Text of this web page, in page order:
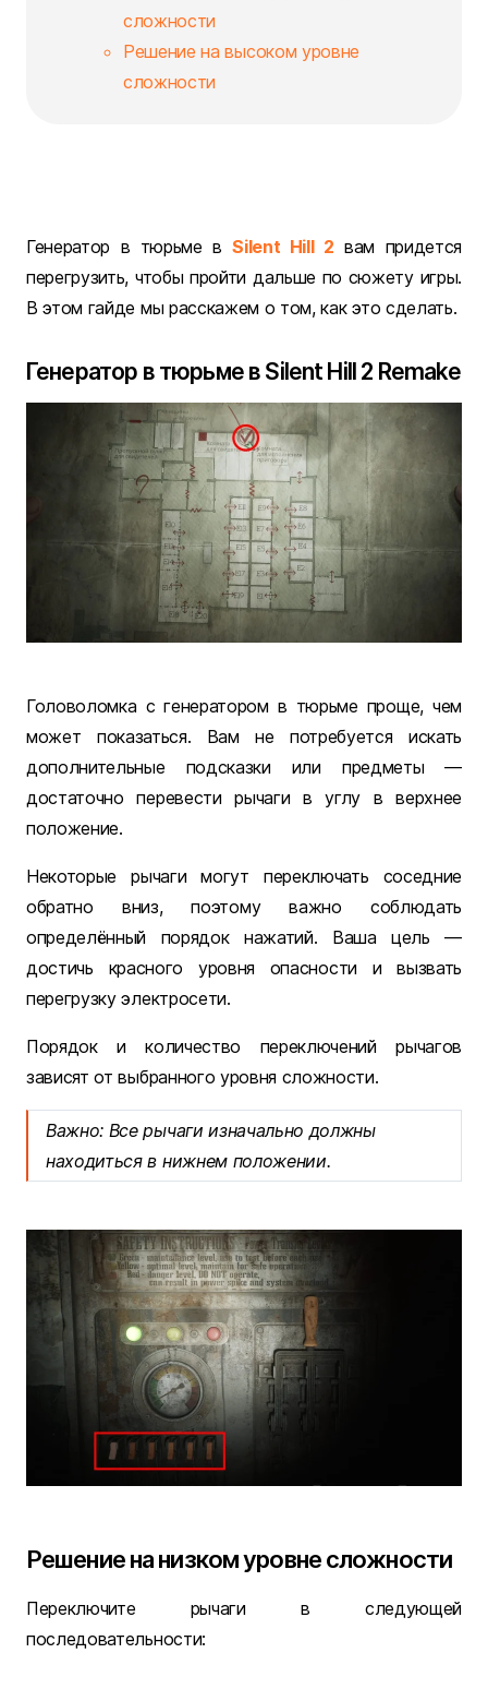
сложности
Решение на высоком уровне
сложности
Генератор в тюрьме вSilent Hill 2 вам придется
перегрузить, чтобы пройти дальше по сюжету игры.
В этом гайде мы расскажем о том, как это сделать.
Генератор в тюрьме в Silent Hill 2 Remake
Головоломка с генератором в тюрьме проще, чем
может показаться. Вам не потребуется искать
дополнительные подсказки или предметы —
достаточно перевести рычаги в углу в верхнее
положение.
Некоторые рычаги могут переключать соседние
обратно вниз, поэтому важно соблюдать
определённый порядок нажатий. Ваша цель —
достичь красного уровня опасности и вызвать
перегрузку электросети.
Порядок и количество переключений рычагов
зависят от выбранного уровня сложности.
Важно: Все рычаги изначально должны
находиться в нижнем положении.
Решение на низком уровне сложности
Переключите рычаги в следующей
последовательности: